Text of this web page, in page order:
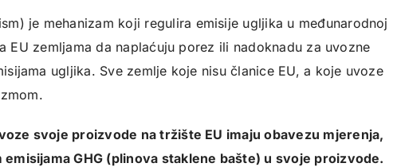
je mehanizam koji regulira emisije ugljika u međunarodnoj
zemljama da naplaćuju porez ili nadoknadu za uvozne
ugljika. Sve zemlje koje nisu članice EU, a koje uvoze
svoje proizvode na tržište EU imaju obavezu mjerenja,
GHG (plinova staklene bašte) u svoje proizvode.